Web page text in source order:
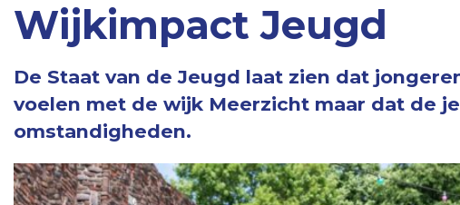
Wijkimpact Jeugd
De Staat van de Jeugd laat zien dat
voelen met de wijk Meerzicht maar dat de
omstandigheden.